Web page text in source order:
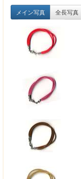
メイン写真 全長写真